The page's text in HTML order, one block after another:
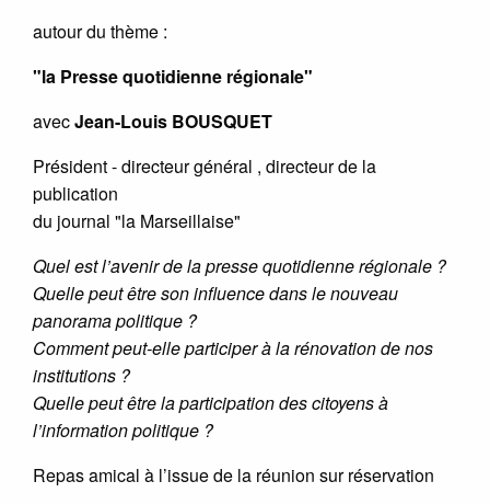
autour du thème :
"la Presse quotidienne régionale"
avecJean-Louis BOUSQUET
Président - directeur général , directeur de la
publication
du journal "la Marseillaise"
Quel est l’avenir de la presse quotidienne régionale ?
Quelle peut être son influence dans le nouveau
panorama politique ?
Comment peut-elle participer à la rénovation de nos
institutions ?
Quelle peut être la participation des citoyens à
l’information politique ?
Repas amical à l’issue de la réunion sur réservation